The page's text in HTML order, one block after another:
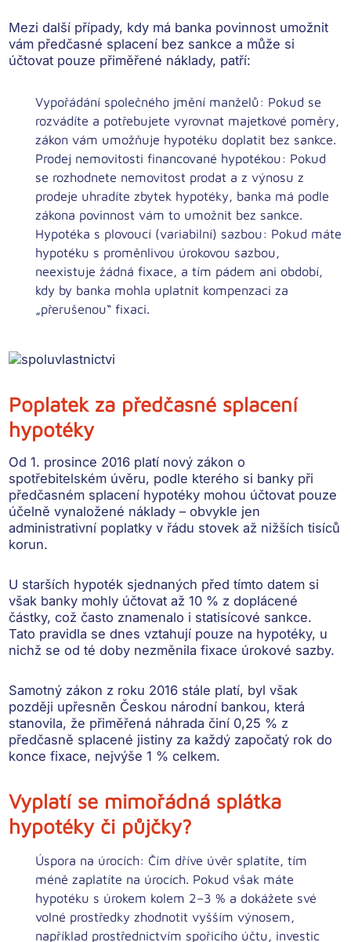
Mezi další případy, kdy má banka povinnost umožnit
vám předčasné splacení bez sankce a může si
účtovat pouze přiměřené náklady, patří:
Vypořádání společného jmění manželů: Pokud se
rozvádíte a potřebujete vyrovnat majetkové poměry,
zákon vám umožňuje hypotéku doplatit bez sankce.
Prodej nemovitosti financované hypotékou: Pokud
se rozhodnete nemovitost prodat a z výnosu z
prodeje uhradíte zbytek hypotéky, banka má podle
zákona povinnost vám to umožnit bez sankce.
Hypotéka s plovoucí (variabilní) sazbou: Pokud máte
hypotéku s proměnlivou úrokovou sazbou,
neexistuje žádná fixace, a tím pádem ani období,
kdy by banka mohla uplatnit kompenzaci za
„přerušenou“ fixaci.
Poplatek za předčasné splacení
hypotéky
Od 1. prosince 2016 platí nový zákon o
spotřebitelském úvěru, podle kterého si banky při
předčasném splacení hypotéky mohou účtovat pouze
účelně vynaložené náklady – obvykle jen
administrativní poplatky v řádu stovek až nižších tisíců
korun.
U starších hypoték sjednaných před tímto datem si
však banky mohly účtovat až10 % z doplácené
částky, což často znamenalo i statisícové sankce.
Tato pravidla se dnes vztahují pouze na hypotéky, u
nichž se od té doby nezměnila fixace úrokové sazby.
Samotný zákon z roku 2016 stále platí, byl však
později upřesněn Českou národní bankou, která
stanovila, že přiměřená náhrada činí 0,25 % z
předčasně splacené jistiny za každý započatý rok do
konce fixace, nejvýše1 % celkem.
Vyplatí se mimořádná splátka
hypotéky či půjčky?
Úspora na úrocích: Čím dříve úvěr splatíte,tím
méně zaplatíte na úrocích. Pokud však máte
hypotéku s úrokem kolem 2–3 % a dokážete své
volné prostředky zhodnotit vyšším výnosem,
například prostřednictvím spořicího účtu, investic